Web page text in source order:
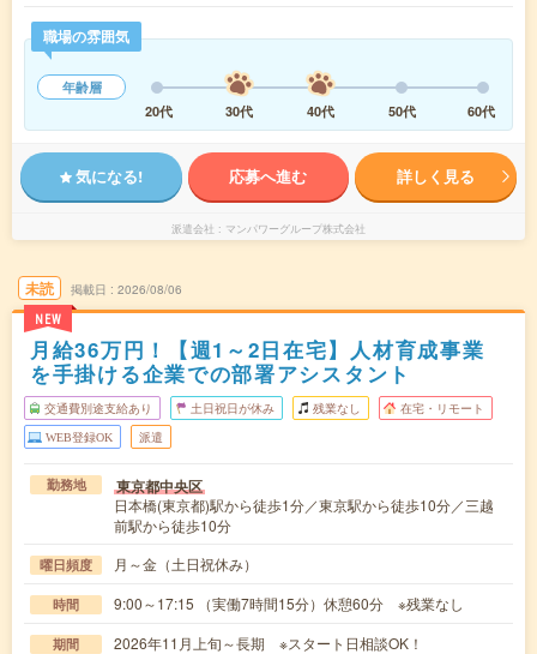
職場の雰囲気
年齢層
20代
30代 40代 50代 60代
気になる! 応募へ進む 詳しく見る
派遣会社 マンパワーグループ株式会社
未読
NEW
掲載日 2026/08/06
月給36万円！【週1～2日在宅】人材育成事業
を手掛ける企業での部署アシスタント
交通費別途支給あり 土日祝日が休み 残業なし 在宅・リモート
WEB登録OK 派遣
勤務地 東京都中央区
日本橋(東京都)駅から徒歩1分／東京駅から徒歩10分／三越
前駅から徒歩10分
曜日頻度 月～金（土日祝休み）
時間 9:00～17:15 （実働7時間15分）休憩60分 ※残業なし
期間 2026年11月上旬～長期 ※スタート日相談OK！